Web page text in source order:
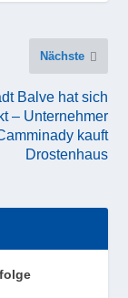
Nächste
Balve hat sich
– Unternehmer
kauft
Drostenhaus